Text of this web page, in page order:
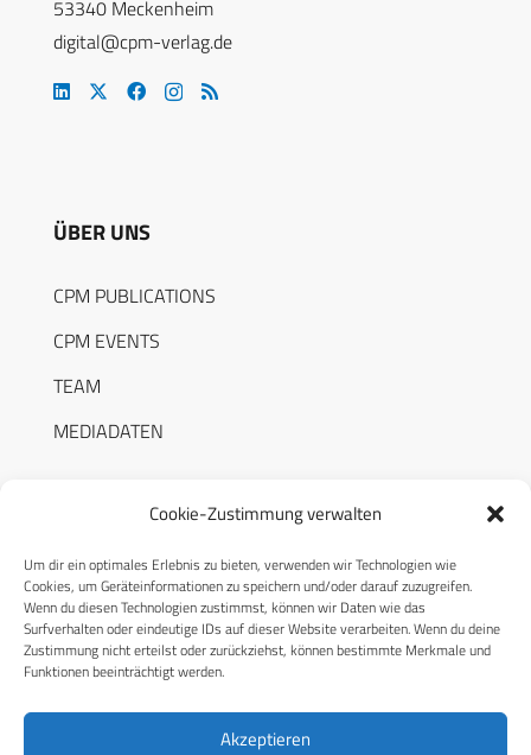
Cookie-Zustimmung verwalten
Um dir ein optimales Erlebnis zu bieten, verwenden wir Technologien wie
Cookies, um Geräteinformationen zu speichern und/oder darauf zuzugreifen.
Wenn du diesen Technologien zustimmst, können wir Daten wie das
Surfverhalten oder eindeutige IDs auf dieser Website verarbeiten. Wenn du deine
Zustimmung nicht erteilst oder zurückziehst, können bestimmte Merkmale und
Funktionen beeinträchtigt werden.
Akzeptieren
53340 Meckenheim
digital@cpm-verlag.de
ÜBER UNS
CPM PUBLICATIONS
CPM EVENTS
TEAM
MEDIADATEN
RECHTLICHES
Datenschutzerklärung
Cookie-Richtlinie (EU)